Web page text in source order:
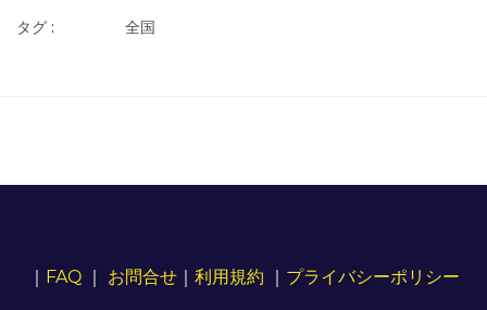
タグ : 全国
｜ FAQ｜ お問合せ｜ 利用規約 ｜ プライバシーポリシー